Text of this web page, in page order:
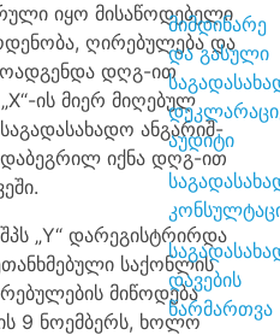
მიმდინარე
და გასული
აუდიტი
საგადასახადო
საგადასახადო
დავების
წარმართვა
იყო მისაწოდებელი
ღირებულება და
დღგ-ით
ის მიერ მიღებულ
ანგარიშ-
იქნა დღგ-ით
საქონლის
მიწოდება
9 ნოემბერს, ხოლო